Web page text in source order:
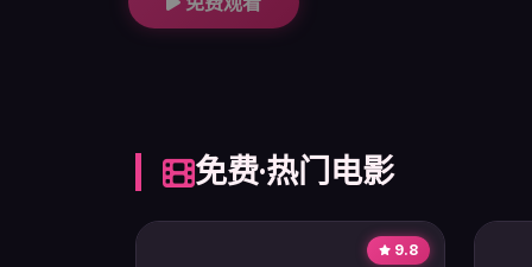
免费·热门电影
9.8